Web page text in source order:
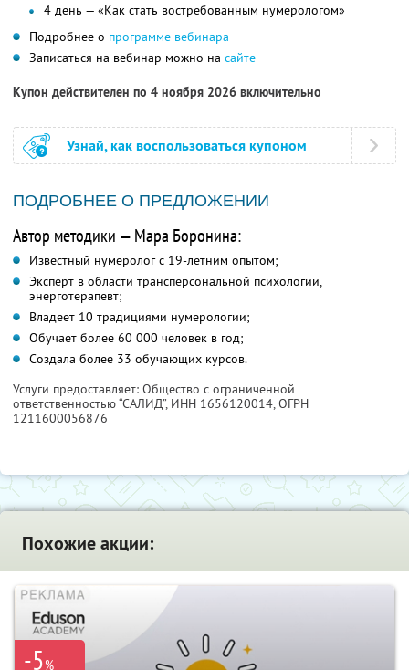
4 день — «Как стать востребованным нумерологом»
Подробнее о программе вебинара
Записаться на вебинар можно на сайте
Купон действителен по 4 ноября 2026 включительно
Узнай, как воспользоваться купоном
ПОДРОБНЕЕ О ПРЕДЛОЖЕНИИ
Автор методики — Мара Боронина:
Известный нумеролог с 19-летним опытом;
Эксперт в области трансперсональной психологии,
энерготерапевт;
Владеет 10 традициями нумерологии;
Обучает более 60 000 человек в год;
Создала более 33 обучающих курсов.
Услуги предоставляет: Общество с ограниченной
ответственностью “САЛИД”, ИНН 1656120014, ОГРН
1211600056876
Похожие акции:
-5%